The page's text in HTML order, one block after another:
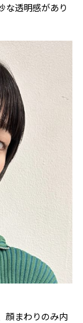
な透明感があり
顔まわりのみ内